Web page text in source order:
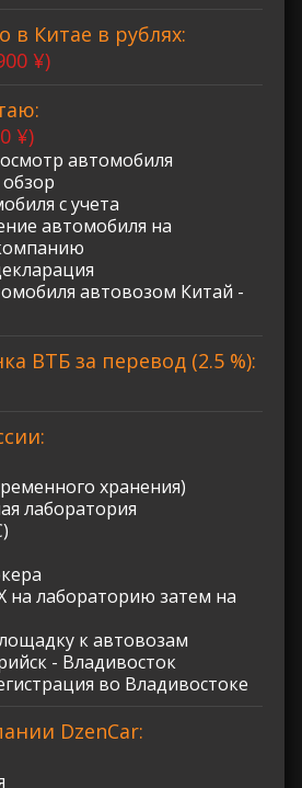
в Китае в рублях:
¥)
¥)
автомобиля
с учета
автомобиля на
автовозом Китай -
ВТБ за перевод (2.5 %):
хранения)
лаборатория
на лабораторию затем на
к автовозам
- Владивосток
во Владивостоке
DzenCar: